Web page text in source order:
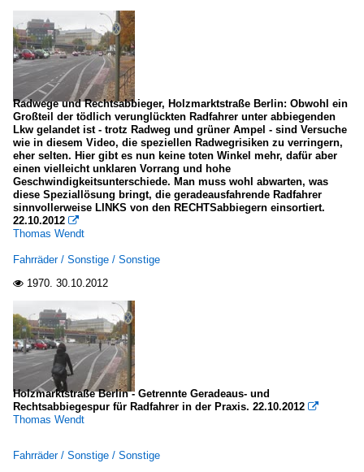
Radwege und Rechtsabbieger, Holzmarktstraße Berlin: Obwohl ein
Großteil der tödlich verunglückten Radfahrer unter abbiegenden
Lkw gelandet ist - trotz Radweg und grüner Ampel - sind Versuche
wie in diesem Video, die speziellen Radwegrisiken zu verringern,
eher selten. Hier gibt es nun keine toten Winkel mehr, dafür aber
einen vielleicht unklaren Vorrang und hohe
Geschwindigkeitsunterschiede. Man muss wohl abwarten, was
diese Speziallösung bringt, die geradeausfahrende Radfahrer
sinnvollerweise LINKS von den RECHTSabbiegern einsortiert.
22.10.2012 
Thomas Wendt
Fahrräder / Sonstige / Sonstige
 1970. 30.10.2012
Holzmarktstraße Berlin - Getrennte Geradeaus- und
Rechtsabbiegespur für Radfahrer in der Praxis. 22.10.2012 
Thomas Wendt
Fahrräder / Sonstige / Sonstige